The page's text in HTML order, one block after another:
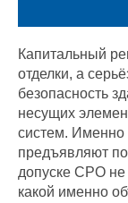
Капитальный
отделки, а
безопасность
несущих
систем. Именно
предъявляют
допуске СРО не
какой именно